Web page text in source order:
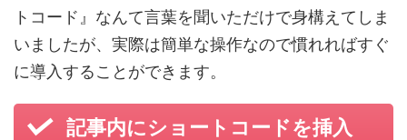
トコード』なんて言葉を聞いただけで身構えてしま
いましたが、実際は簡単な操作なので慣れればすぐ
に導入することができます。
記事内にショートコードを挿入